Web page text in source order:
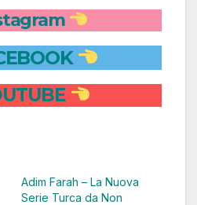
Adim Farah – La Nuova
Serie Turca da Non